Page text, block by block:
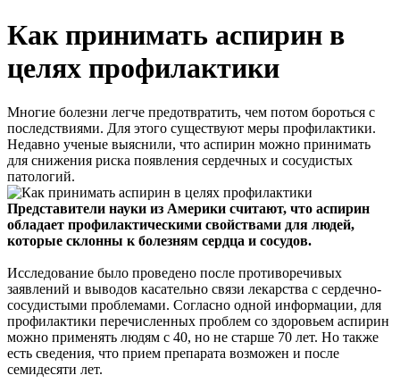
Как принимать аспирин в
целях профилактики
Многие болезни легче предотвратить, чем потом бороться с
последствиями. Для этого существуют меры профилактики.
Недавно ученые выяснили, что аспирин можно принимать
для снижения риска появления сердечных и сосудистых
патологий.
Представители науки из Америки считают, что аспирин
обладает профилактическими свойствами для людей,
которые склонны к болезням сердца и сосудов.
Исследование было проведено после противоречивых
заявлений и выводов касательно связи лекарства с сердечно-
сосудистыми проблемами. Согласно одной информации, для
профилактики перечисленных проблем со здоровьем аспирин
можно применять людям с 40, но не старше 70 лет. Но также
есть сведения, что прием препарата возможен и после
семидесяти лет.